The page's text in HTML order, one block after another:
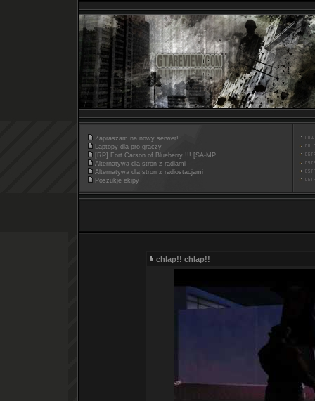
Zapraszam na nowy serwer!
Laptopy dla pro graczy
[RP] Fort Carson of Blueberry !!! [SA-MP...
Alternatywa dla stron z radiami
Alternatywa dla stron z radiostacjami
Poszukje ekipy
chlap!! chlap!!